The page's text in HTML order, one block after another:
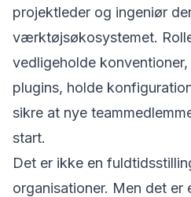
projektleder og ingeniør
værktøjsøkosystemet.
vedligeholde
plugins, holde
sikre at nye
start.
Det er ikke en
organisationer. Men det er